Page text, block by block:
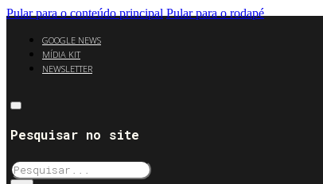
Pular para o conteúdo principal Pular para o rodapé
GOOGLE NEWS
MÍDIA KIT
NEWSLETTER
Pesquisar no site
Pesquisar